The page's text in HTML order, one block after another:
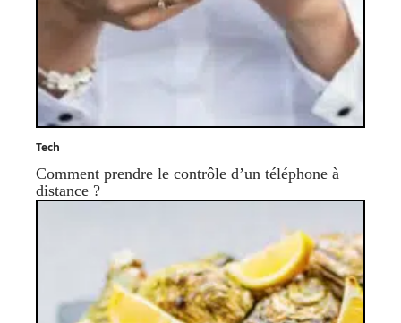
Tech
Comment prendre le contrôle d’un téléphone à
distance ?